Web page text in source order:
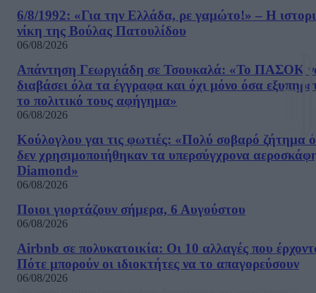
6/8/1992: «Για την Ελλάδα, ρε γαμώτο!» – Η
νίκη της Βούλας Πατουλίδου
06/08/2026
Απάντηση Γεωργιάδη σε Τσουκαλά: «Το ΠΑΣΟΚ
διαβάσει όλα τα έγγραφα και όχι μόνο όσα
το πολιτικό τους αφήγημα»
06/08/2026
Κούλογλου γαι τις φωτιές: «Πολύ σοβαρό ζήτημα
δεν χρησιμοποιήθηκαν τα υπερσύγχρονα
Diamond»
06/08/2026
Ποιοι γιορτάζουν σήμερα, 6 Αυγούστου
06/08/2026
Airbnb σε πολυκατοικία: Οι 10 αλλαγές που
Πότε μπορούν οι ιδιοκτήτες να το απαγορεύσουν
06/08/2026